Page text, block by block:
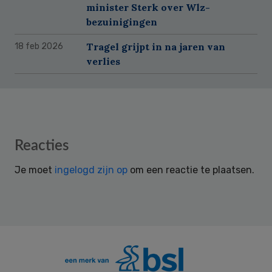
minister Sterk over Wlz-
bezuinigingen
18 feb 2026
Tragel grijpt in na jaren van
verlies
Reader
Reacties
Je moet ingelogd zijn op om een reactie te plaatsen.